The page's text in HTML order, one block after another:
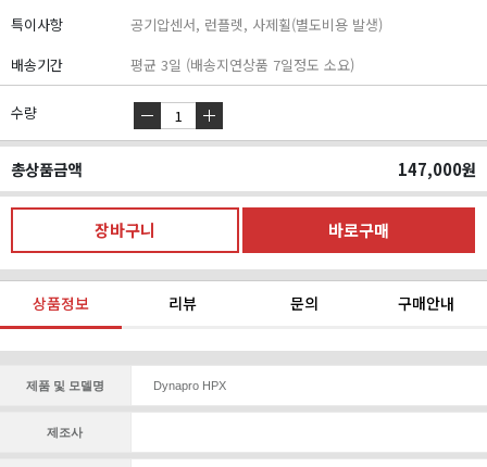
특이사항
공기압센서, 런플렛, 사제휠(별도비용 발생)
배송기간
평균 3일 (배송지연상품 7일정도 소요)
수량
총상품금액 147,000원
상품정보 리뷰 문의 구매안내
제품 및 모델명 Dynapro HPX
제조사